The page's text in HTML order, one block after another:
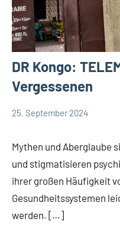
DR Kongo:
Vergessenen
25. September 2024
Andrea
Mythen und Aberglaube
und stigmatisieren
ihrer großen Häufigkeit
Gesundheitssystemen
werden. […]